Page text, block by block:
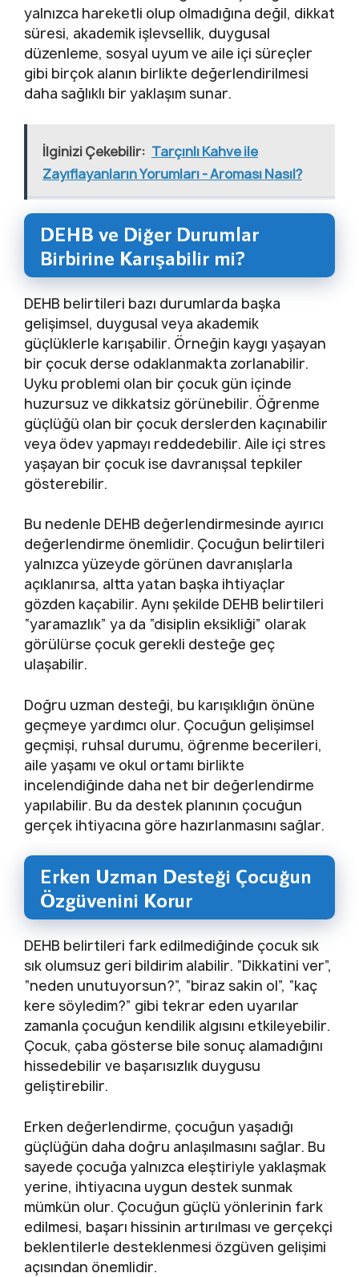
yalnızca hareketli olup olmadığına değil, dikkat
süresi, akademik işlevsellik, duygusal
düzenleme, sosyal uyum ve aile içi süreçler
gibi birçok alanın birlikte değerlendirilmesi
daha sağlıklı bir yaklaşım sunar.
İlginizi Çekebilir: Tarçınlı Kahve ile
Zayıflayanların Yorumları - Aroması Nasıl?
DEHB ve Diğer Durumlar
Birbirine Karışabilir mi?
DEHB belirtileri bazı durumlarda başka
gelişimsel, duygusal veya akademik
güçlüklerle karışabilir. Örneğin kaygı yaşayan
bir çocuk derse odaklanmakta zorlanabilir.
Uyku problemi olan bir çocuk gün içinde
huzursuz ve dikkatsiz görünebilir. Öğrenme
güçlüğü olan bir çocuk derslerden kaçınabilir
veya ödev yapmayı reddedebilir. Aile içi stres
yaşayan bir çocuk ise davranışsal tepkiler
gösterebilir.
Bu nedenle DEHB değerlendirmesinde ayırıcı
değerlendirme önemlidir. Çocuğun belirtileri
yalnızca yüzeyde görünen davranışlarla
açıklanırsa, altta yatan başka ihtiyaçlar
gözden kaçabilir. Aynı şekilde DEHB belirtileri
“yaramazlık” ya da “disiplin eksikliği” olarak
görülürse çocuk gerekli desteğe geç
ulaşabilir.
Doğru uzman desteği, bu karışıklığın önüne
geçmeye yardımcı olur. Çocuğun gelişimsel
geçmişi, ruhsal durumu, öğrenme becerileri,
aile yaşamı ve okul ortamı birlikte
incelendiğinde daha net bir değerlendirme
yapılabilir. Bu da destek planının çocuğun
gerçek ihtiyacına göre hazırlanmasını sağlar.
Erken Uzman Desteği Çocuğun
Özgüvenini Korur
DEHB belirtileri fark edilmediğinde çocuk sık
sık olumsuz geri bildirim alabilir. “Dikkatini ver”,
“neden unutuyorsun?”, “biraz sakin ol”, “kaç
kere söyledim?” gibi tekrar eden uyarılar
zamanla çocuğun kendilik algısını etkileyebilir.
Çocuk, çaba gösterse bile sonuç alamadığını
hissedebilir ve başarısızlık duygusu
geliştirebilir.
Erken değerlendirme, çocuğun yaşadığı
güçlüğün daha doğru anlaşılmasını sağlar. Bu
sayede çocuğa yalnızca eleştiriyle yaklaşmak
yerine, ihtiyacına uygun destek sunmak
mümkün olur. Çocuğun güçlü yönlerinin fark
edilmesi, başarı hissinin artırılması ve gerçekçi
beklentilerle desteklenmesi özgüven gelişimi
açısından önemlidir.